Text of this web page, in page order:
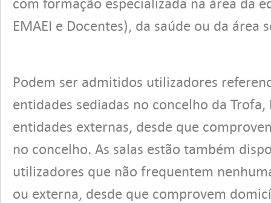
com formação especializada na área da
EMAEI e Docentes), da saúde ou da área
Podem ser admitidos utilizadores
entidades sediadas no concelho da
entidades externas, desde que
no concelho. As salas estão também
utilizadores que não frequentem
ou externa, desde que comprovem